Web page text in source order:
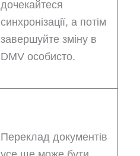
дочекайтеся
синхронізації, а потім
завершуйте зміну в
DMV особисто.
Переклад документів